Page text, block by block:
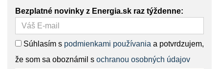
Bezplatné novinky z Energia.sk raz týždenne:
Súhlasím s podmienkami používania a potvrdzujem,
že som sa oboznámil s ochranou osobných údajov